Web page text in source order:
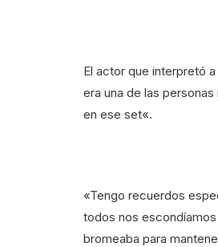
El actor que interpretó
era una de las
en ese set«.
«Tengo recuerdos
todos nos
bromeaba para